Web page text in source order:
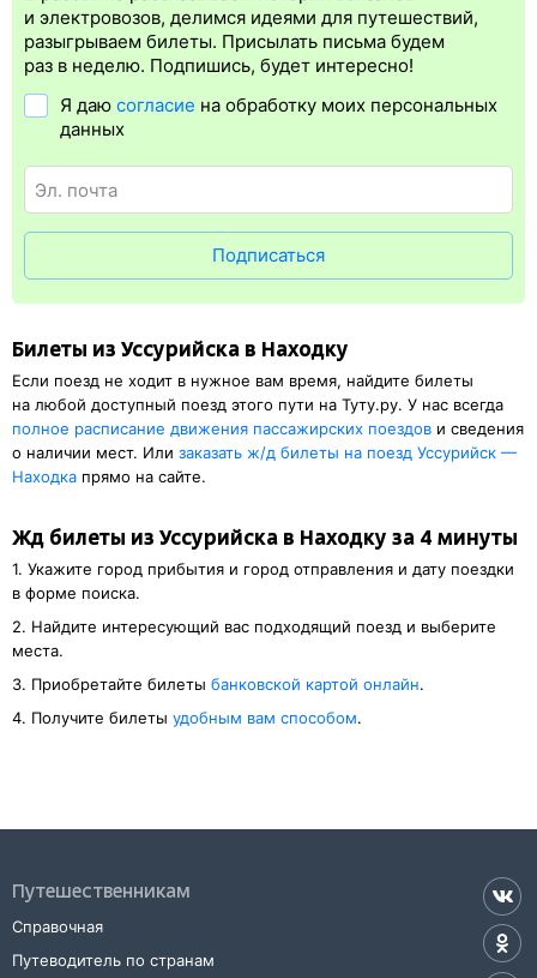
Электронная регистрацияпроизводитсясразупосле оплаты
билета.Электронная регистрация— это опция, которая
упрощает жизнь пассажиру. Её преимущество в том, что
бланке. Электронная регистрациядоступна почти для всех
заказов,исключение составляют поезда
в электронном ж/д билете. А в случае отсутствия электронной
регистрации еще и распечатка посадочного купона.
и электровозов, делимся идеями для путешествий,
разыгрываем билеты. Присылать письма будем
раз в неделю. Подпишись, будет интересно!
Я даю согласие на обработку моих персональных
данных
Подписаться
Билеты из Уссурийска в Находку
Если поезд не ходит в нужное вам время, найдите билеты
на любой доступный поезд этого пути на Туту.ру. У нас всегда
полное расписание движения пассажирских поездов и сведения
о наличии мест. Или заказать ж/д билеты на поезд Уссурийск —
Находка прямо на сайте.
Жд билеты из Уссурийска в Находку за 4 минуты
1. Укажите город прибытия и город отправления и дату поездки
в форме поиска.
2. Найдите интересующий вас подходящий поезд и выберите
места.
3. Приобретайте билеты банковской картой онлайн.
4. Получите билеты удобным вам способом.
Путешественникам
Справочная
Путеводитель по странам